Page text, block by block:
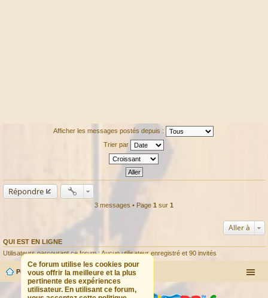
Afficher les messages postés depuis :
Trier par
Répondre
3 messages • Page 1 sur 1
Aller à
QUI EST EN LIGNE
Utilisateurs parcourant ce forum : Aucun utilisateur enregistré et 90 invités
Ce forum utilise les cookies pour
vous offrir la meilleure et la plus
pertinente des expériences
utilisateur. En utilisant ce forum,
Portail Forum